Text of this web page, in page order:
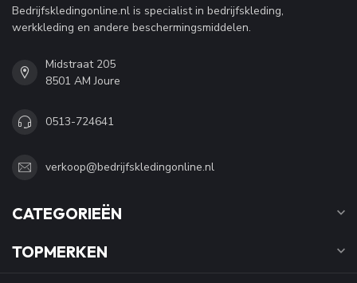
Bedrijfskledingonline.nl is specialist in bedrijfskleding,
werkkleding en andere beschermingsmiddelen.
Midstraat 205
8501 AM Joure
0513-724641
verkoop@bedrijfskledingonline.nl
CATEGORIEËN
TOPMERKEN